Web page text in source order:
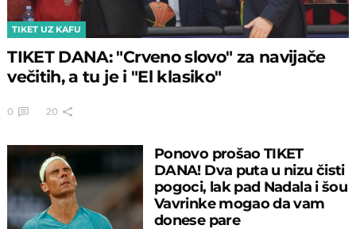
TIKET UZ KAFU
TIKET DANA: "Crveno slovo" za navijače
večitih, a tu je i "El klasiko"
0 20
Ponovo prošao TIKET
DANA! Dva puta u nizu čisti
pogoci, lak pad Nadala i šou
Vavrinke mogao da vam
donese pare